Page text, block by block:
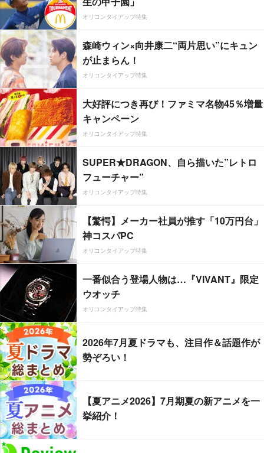
オリコンタイアップ特集
森崎ウィン×向井康二“両片思い”にキュン
が止まらん！
オリコンタイアップ特集
大好評につき再び！ファミマ名物45％増量
キャンペーン
オリコンタイアップ特集
SUPER★DRAGON、自ら描いた”レトロ
フューチャー”
オリコンタイアップ特集
【驚愕】メーカー社員が推す「10万円台」
神コスパPC
オリコンタイアップ特集
一番似合う登場人物は…『VIVANT』限定
ウオッチ
オリコンタイアップ特集
2026年7月夏ドラマも、注目作＆話題作が
勢ぞろい！
【夏アニメ2026】7月期夏の新アニメを一
挙紹介！